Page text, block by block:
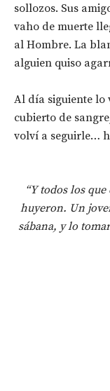
sollozos. Sus
vaho de muerte
al Hombre. La
alguien quiso
Al día siguiente lo
cubierto de
volví a seguirle…
“Y todos los
huyeron. Un
sábana, y lo